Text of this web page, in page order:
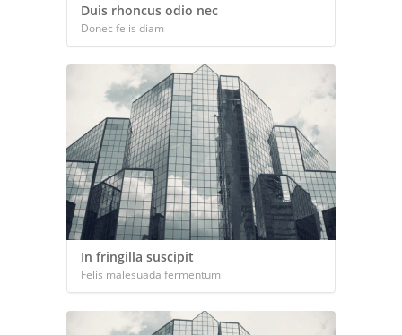
Duis rhoncus odio nec
Donec felis diam
In fringilla suscipit
Felis malesuada fermentum